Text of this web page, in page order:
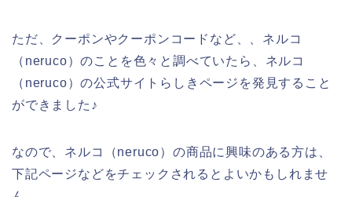
ただ、クーポンやクーポンコードなど、、ネルコ
（neruco）のことを色々と調べていたら、ネルコ
（neruco）の公式サイトらしきページを発見すること
ができました♪
なので、ネルコ（neruco）の商品に興味のある方は、
下記ページなどをチェックされるとよいかもしれませ